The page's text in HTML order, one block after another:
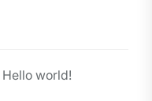
Hello world!